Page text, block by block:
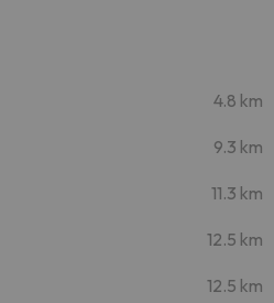
4.8 km
9.3 km
11.3 km
12.5 km
12.5 km